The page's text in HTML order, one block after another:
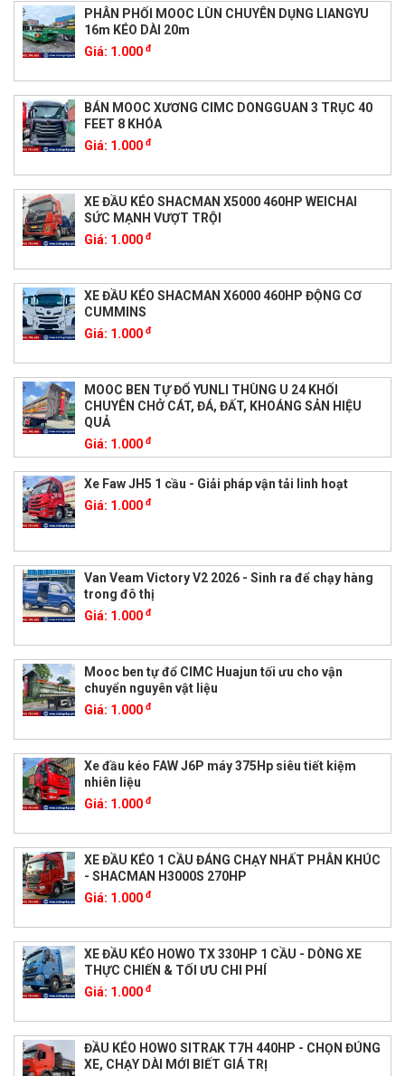
PHÂN PHỐI MOOC LÙN CHUYÊN DỤNG LIANGYU
16m KÉO DÀI 20m
Giá: 1.000 đ
BÁN MOOC XƯƠNG CIMC DONGGUAN 3 TRỤC 40
FEET 8 KHÓA
Giá: 1.000 đ
XE ĐẦU KÉO SHACMAN X5000 460HP WEICHAI
SỨC MẠNH VƯỢT TRỘI
Giá: 1.000 đ
XE ĐẦU KÉO SHACMAN X6000 460HP ĐỘNG CƠ
CUMMINS
Giá: 1.000 đ
MOOC BEN TỰ ĐỔ YUNLI THÙNG U 24 KHỐI
CHUYÊN CHỞ CÁT, ĐÁ, ĐẤT, KHOÁNG SẢN HIỆU
QUẢ
Giá: 1.000 đ
Xe Faw JH5 1 cầu - Giải pháp vận tải linh hoạt
Giá: 1.000 đ
Van Veam Victory V2 2026 - Sinh ra để chạy hàng
trong đô thị
Giá: 1.000 đ
Mooc ben tự đổ CIMC Huajun tối ưu cho vận
chuyển nguyên vật liệu
Giá: 1.000 đ
Xe đầu kéo FAW J6P máy 375Hp siêu tiết kiệm
nhiên liệu
Giá: 1.000 đ
XE ĐẦU KÉO 1 CẦU ĐÁNG CHẠY NHẤT PHÂN KHÚC
- SHACMAN H3000S 270HP
Giá: 1.000 đ
XE ĐẦU KÉO HOWO TX 330HP 1 CẦU - DÒNG XE
THỰC CHIẾN & TỐI ƯU CHI PHÍ
Giá: 1.000 đ
ĐẦU KÉO HOWO SITRAK T7H 440HP - CHỌN ĐÚNG
XE, CHẠY DÀI MỚI BIẾT GIÁ TRỊ